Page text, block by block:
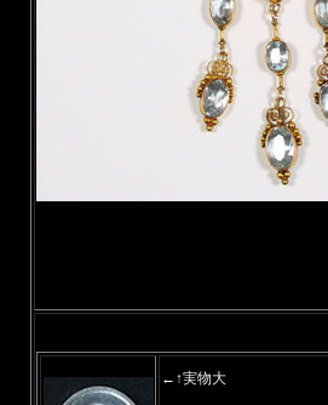
←↑実物大